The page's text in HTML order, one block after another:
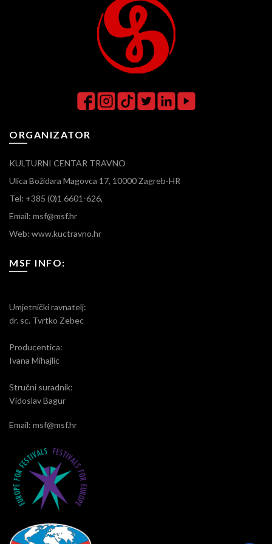
ORGANIZATOR
KULTURNI CENTAR TRAVNO
Ulica Božidara Magovca 17, 10000 Zagreb-HR
Tel: +385 (0)1 6601-626,
Email: msf@msf.hr
Web: www.kuctravno.hr
MSF INFO:
Umjetnički ravnatelj:
dr. sc. Tvrtko Zebec
Producentica:
Ivana Mihajlic
Stručni suradnik:
Vidoslav Bagur
Email: msf@msf.hr